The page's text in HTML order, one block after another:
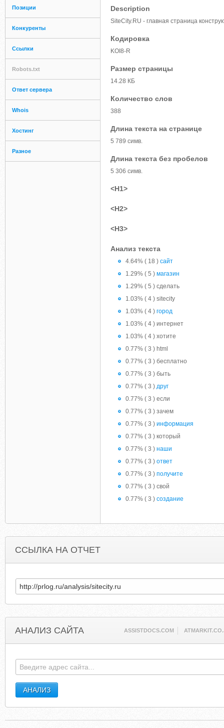
Позиции
Конкуренты
Ссылки
Robots.txt
Ответ сервера
Whois
Хостинг
Разное
Description
SiteCity.RU - главная страница
Кодировка
KOI8-R
Размер страницы
14.28 КБ
Количество слов
388
Длина текста на странице
5 789 симв.
Длина текста без пробелов
5 306 симв.
<H1>
<H2>
<H3>
Анализ текста
4.64% ( 18 ) сайт
1.29% ( 5 ) магазин
1.29% ( 5 ) сделать
1.03% ( 4 ) sitecity
1.03% ( 4 ) город
1.03% ( 4 ) интернет
1.03% ( 4 ) хотите
0.77% ( 3 ) html
0.77% ( 3 ) бесплатно
0.77% ( 3 ) быть
0.77% ( 3 ) друг
0.77% ( 3 ) если
0.77% ( 3 ) зачем
0.77% ( 3 ) информация
0.77% ( 3 ) который
0.77% ( 3 ) наши
0.77% ( 3 ) ответ
0.77% ( 3 ) получите
0.77% ( 3 ) свой
0.77% ( 3 ) создание
ССЫЛКА НА ОТЧЕТ
АНАЛИЗ САЙТА ASSISTDOCS.COM